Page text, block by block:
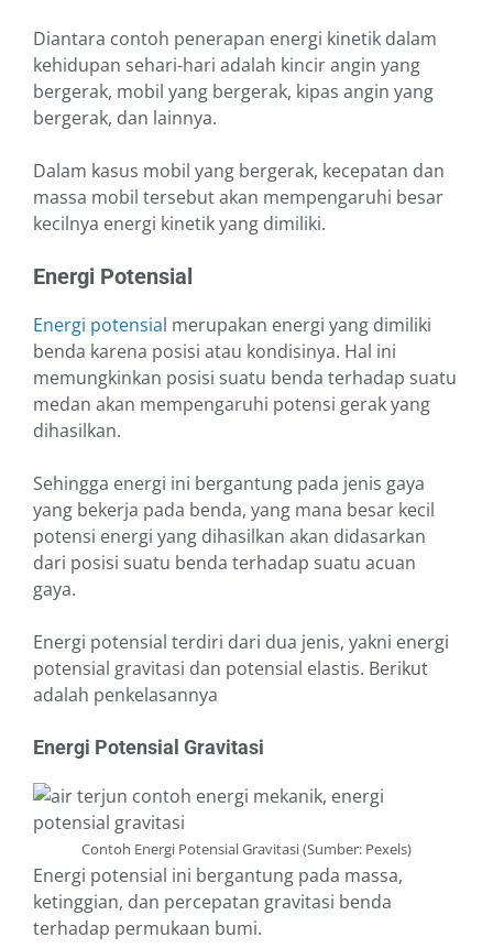
Diantara contoh penerapan energi kinetik dalam
kehidupan sehari-hari adalah kincir angin yang
bergerak, mobil yang bergerak, kipas angin yang
bergerak, dan lainnya.
Dalam kasus mobil yang bergerak, kecepatan dan
massa mobil tersebut akan mempengaruhi besar
kecilnya energi kinetik yang dimiliki.
Energi Potensial
Energi potensial merupakan energi yang dimiliki
benda karena posisi atau kondisinya. Hal ini
memungkinkan posisi suatu benda terhadap suatu
medan akan mempengaruhi potensi gerak yang
dihasilkan.
Sehingga energi ini bergantung pada jenis gaya
yang bekerja pada benda, yang mana besar kecil
potensi energi yang dihasilkan akan didasarkan
dari posisi suatu benda terhadap suatu acuan
gaya.
Energi potensial terdiri dari dua jenis, yakni energi
potensial gravitasi dan potensial elastis. Berikut
adalah penkelasannya
Energi Potensial Gravitasi
Contoh Energi Potensial Gravitasi (Sumber: Pexels)
Energi potensial ini bergantung pada massa,
ketinggian, dan percepatan gravitasi benda
terhadap permukaan bumi.